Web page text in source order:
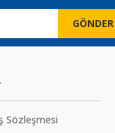
GÖNDER
Sözleşmesi